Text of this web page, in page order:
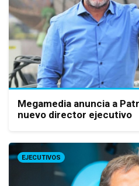
Megamedia anuncia a
nuevo director ejecutivo
EJECUTIVOS